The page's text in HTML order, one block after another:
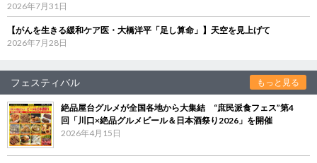
2026年7月31日
【がんを生きる緩和ケア医・大橋洋平「足し算命」】天空を見上げて
2026年7月28日
フェスティバル もっと見る
絶品屋台グルメが全国各地から大集結 “庶民派食フェス”第4
回「川口×絶品グルメビール＆日本酒祭り2026」を開催
2026年4月15日